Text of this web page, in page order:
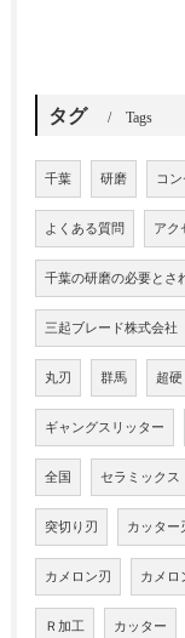
タグ Tags
千葉 研磨 コン
よくある質問 アク
千葉の研磨の必要とさ
三起ブレード株式会社
丸刃 群馬 超硬
ギャングスリッター
全国 セラミックス
突切り刃 カッター
カメロン刃 カメロ
Ｒ加工 カッター